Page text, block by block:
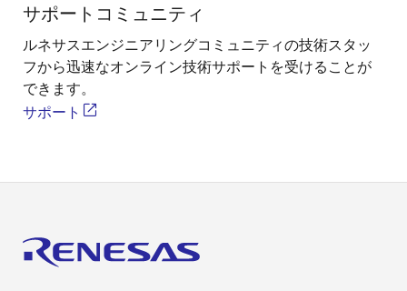
サポートコミュニティ
ルネサスエンジニアリングコミュニティの技術スタッ
フから迅速なオンライン技術サポートを受けることが
できます。
サポート